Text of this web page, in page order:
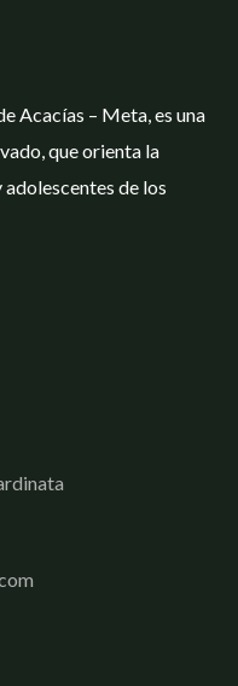
Acacías – Meta, es una
que orienta la
de los